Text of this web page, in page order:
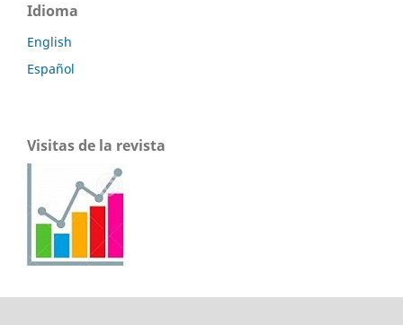
Idioma
English
Español
Visitas de la revista